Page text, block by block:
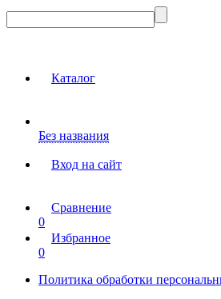
Каталог
Без названия
Вход на сайт
Сравнение
0
Избранное
0
Политика обработки